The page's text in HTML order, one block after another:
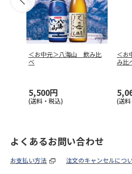
＜お中元＞八海山 飲み比
べ
5,500円
(送料・税込)
＜お
み比
(送
よくあるお問い合わせ
お支払い方法 注文のキャンセルにつ